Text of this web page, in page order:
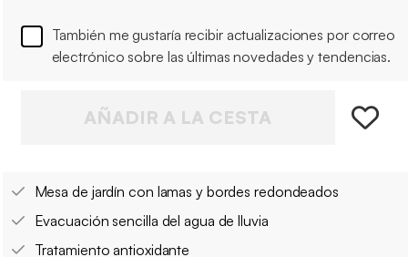
También me gustaría recibir actualizaciones por correo
electrónico sobre las últimas novedades y tendencias.
AÑADIR A LA CESTA
Mesa de jardín con lamas y bordes redondeados
Evacuación sencilla del agua de lluvia
Tratamiento antioxidante